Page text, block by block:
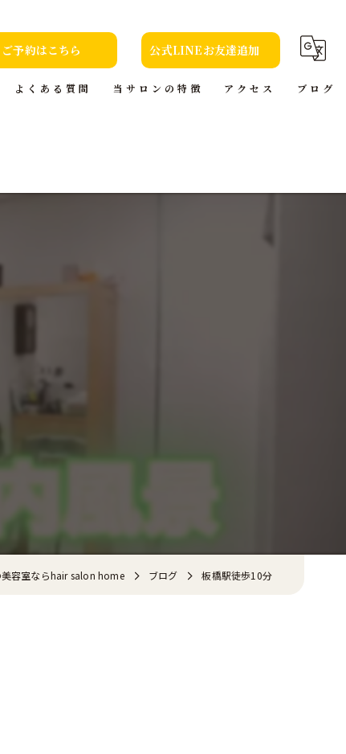
ご予約はこちら 公式LINEお友達追加
よくある質問 当サロンの特徴 アクセス ブログ
美容室ならhair salon home ブログ 板橋駅徒歩10分